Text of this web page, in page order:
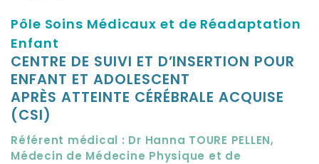
Pôle Soins Médicaux et de Réadaptation
Enfant
CENTRE DE SUIVI ET D’INSERTION POUR
ENFANT ET ADOLESCENT
APRÈS ATTEINTE CÉRÉBRALE ACQUISE
(CSI)
Référent médical : Dr Hanna TOURE PELLEN,
Médecin de Médecine Physique et de